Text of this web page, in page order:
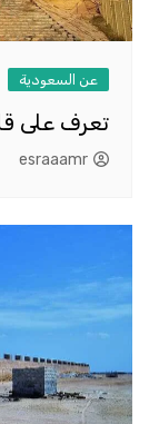
عن السعودية
تعرف على
esraaamr